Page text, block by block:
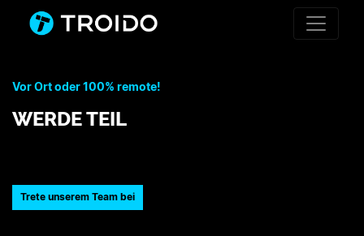
Vor Ort oder 100% remote!
WERDE TEIL
Trete unserem Team bei